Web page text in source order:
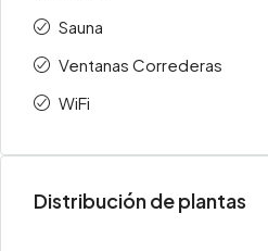
Sauna
Ventanas Correderas
WiFi
Distribución de plantas